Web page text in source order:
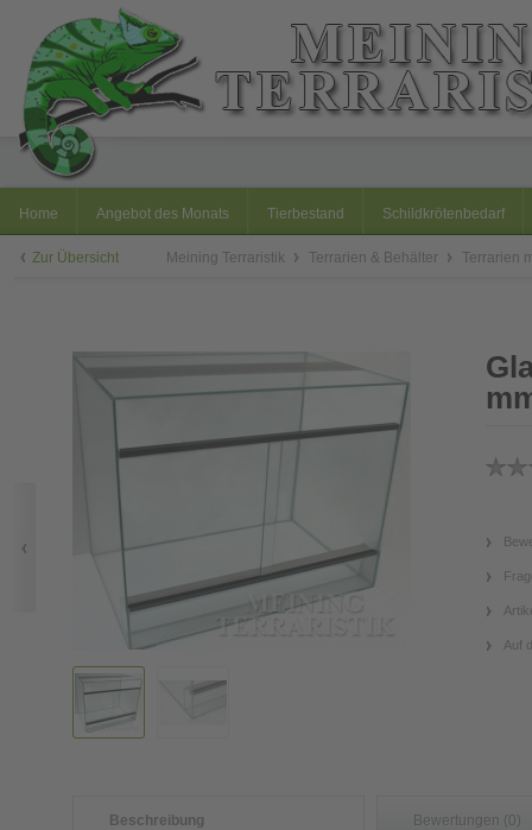
Home Angebot des Monats Tierbestand Schildkrötenbedarf
Zur Übersicht Meining Terraristik Terrarien & Behälter Terrarien
Auf
Beschreibung Bewertungen (0)